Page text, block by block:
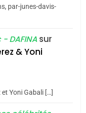
je dis
nouvelle
Nostalgie
par-junes-davis-
DAFINA sur
& Yoni
Yoni Gabali […]
la plus
REVENDIQUE